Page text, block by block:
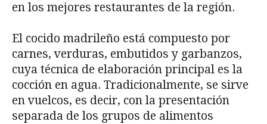
en los mejores restaurantes de la región.
El cocido madrileño está compuesto por
carnes, verduras, embutidos y garbanzos,
cuya técnica de elaboración principal es la
cocción en agua. Tradicionalmente, se sirve
en vuelcos, es decir, con la presentación
separada de los grupos de alimentos